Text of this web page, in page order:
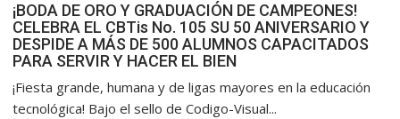
¡BODA DE ORO Y GRADUACIÓN DE CAMPEONES!
CELEBRA EL CBTis No. 105 SU 50 ANIVERSARIO Y
DESPIDE A MÁS DE 500 ALUMNOS CAPACITADOS
PARA SERVIR Y HACER EL BIEN
​¡Fiesta grande, humana y de ligas mayores en la educación
tecnológica! Bajo el sello de Codigo-Visual...